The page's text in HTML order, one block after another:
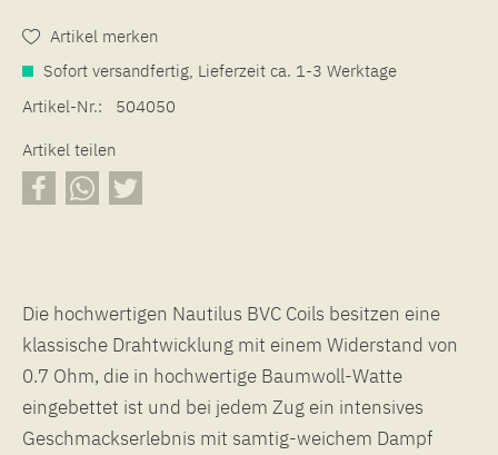
Artikel merken
Sofort versandfertig, Lieferzeit ca. 1-3 Werktage
Artikel-Nr.:
504050
Artikel teilen
Die hochwertigen Nautilus BVC Coils besitzen eine
klassische Drahtwicklung mit einem Widerstand von
0.7 Ohm, die in hochwertige Baumwoll-Watte
eingebettet ist und bei jedem Zug ein intensives
Geschmackserlebnis mit samtig-weichem Dampf